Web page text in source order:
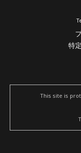
特
This site is